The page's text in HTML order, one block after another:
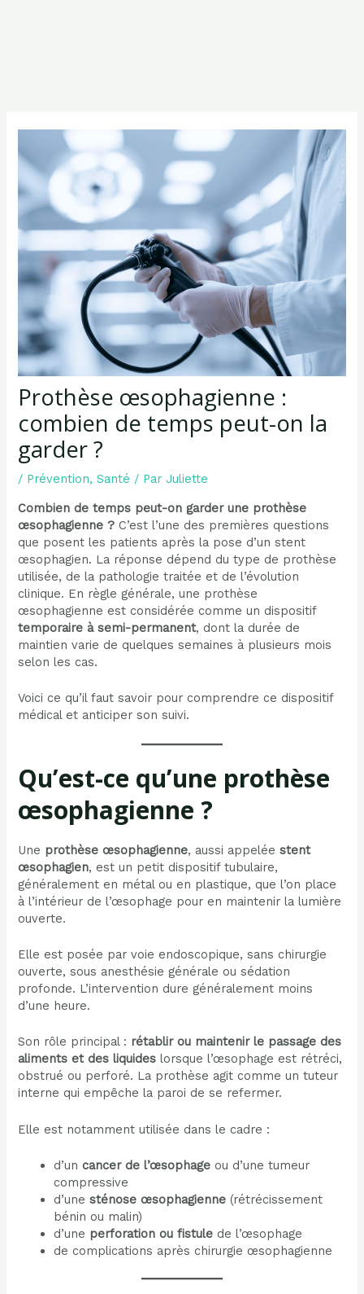
Prothèse œsophagienne :
combien de temps peut-on la
garder ?
/ Prévention,Santé / ParJuliette
Combien de temps peut-on garder une prothèse
œsophagienne ? C’est l’une des premières questions
que posent les patients après la pose d’un stent
œsophagien. La réponse dépend du type de prothèse
utilisée, de la pathologie traitée et de l’évolution
clinique. En règle générale, une prothèse
œsophagienne est considérée comme un dispositif
temporaire à semi-permanent, dont la durée de
maintien varie de quelques semaines à plusieurs mois
selon les cas.
Voici ce qu’il faut savoir pour comprendre ce dispositif
médical et anticiper son suivi.
Qu’est-ce qu’une prothèse
œsophagienne ?
Une prothèse œsophagienne, aussi appeléestent
œsophagien, est un petit dispositif tubulaire,
généralement en métal ou en plastique, que l’on place
à l’intérieur de l’œsophage pour en maintenir la lumière
ouverte.
Elle est posée par voie endoscopique, sans chirurgie
ouverte, sous anesthésie générale ou sédation
profonde. L’intervention dure généralement moins
d’une heure.
Son rôle principal : rétablir ou maintenir le passage des
aliments et des liquides lorsque l’œsophage est rétréci,
obstrué ou perforé. La prothèse agit comme un tuteur
interne qui empêche la paroi de se refermer.
Elle est notamment utilisée dans le cadre :
d’uncancer de l’œsophage ou d’une tumeur
compressive
d’unesténose œsophagienne (rétrécissement
bénin ou malin)
d’une perforation ou fistule de l’œsophage
de complications après chirurgie œsophagienne